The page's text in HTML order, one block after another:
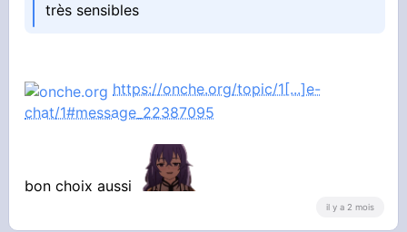
très sensibles
https://onche.org/topic/1[...]e-
chat/1#message_22387095
bon choix aussi
il y a 2 mois